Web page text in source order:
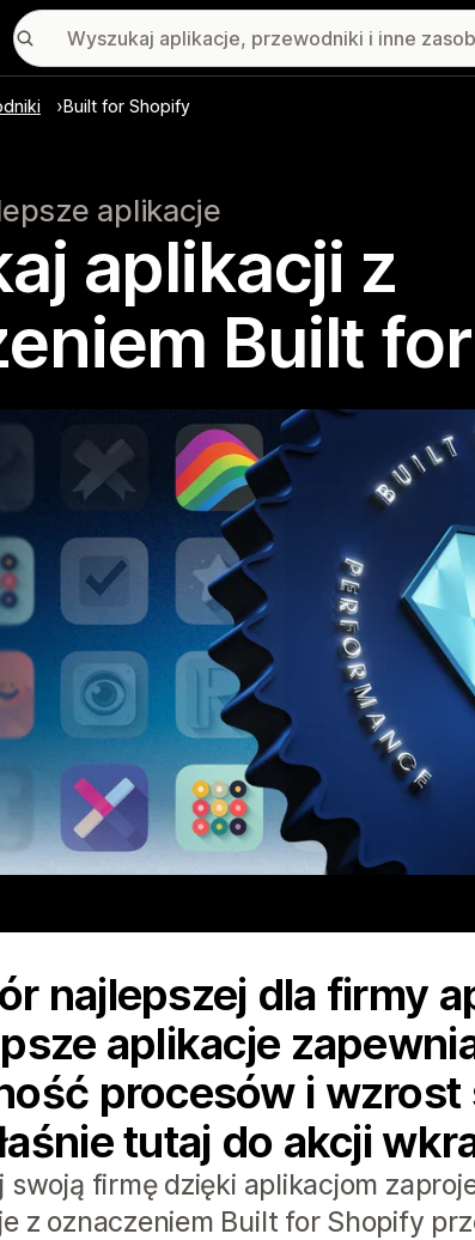
Built for Shopify
aplikacje
aplikacji z
Built
najlepszej dla firmy
aplikacje
procesów i
tutaj do akcji
swoją firmę dzięki aplikacjom
z oznaczeniem Built for Shopify